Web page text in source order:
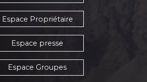
Espace Propriétaire
Espace presse
Espace Groupes